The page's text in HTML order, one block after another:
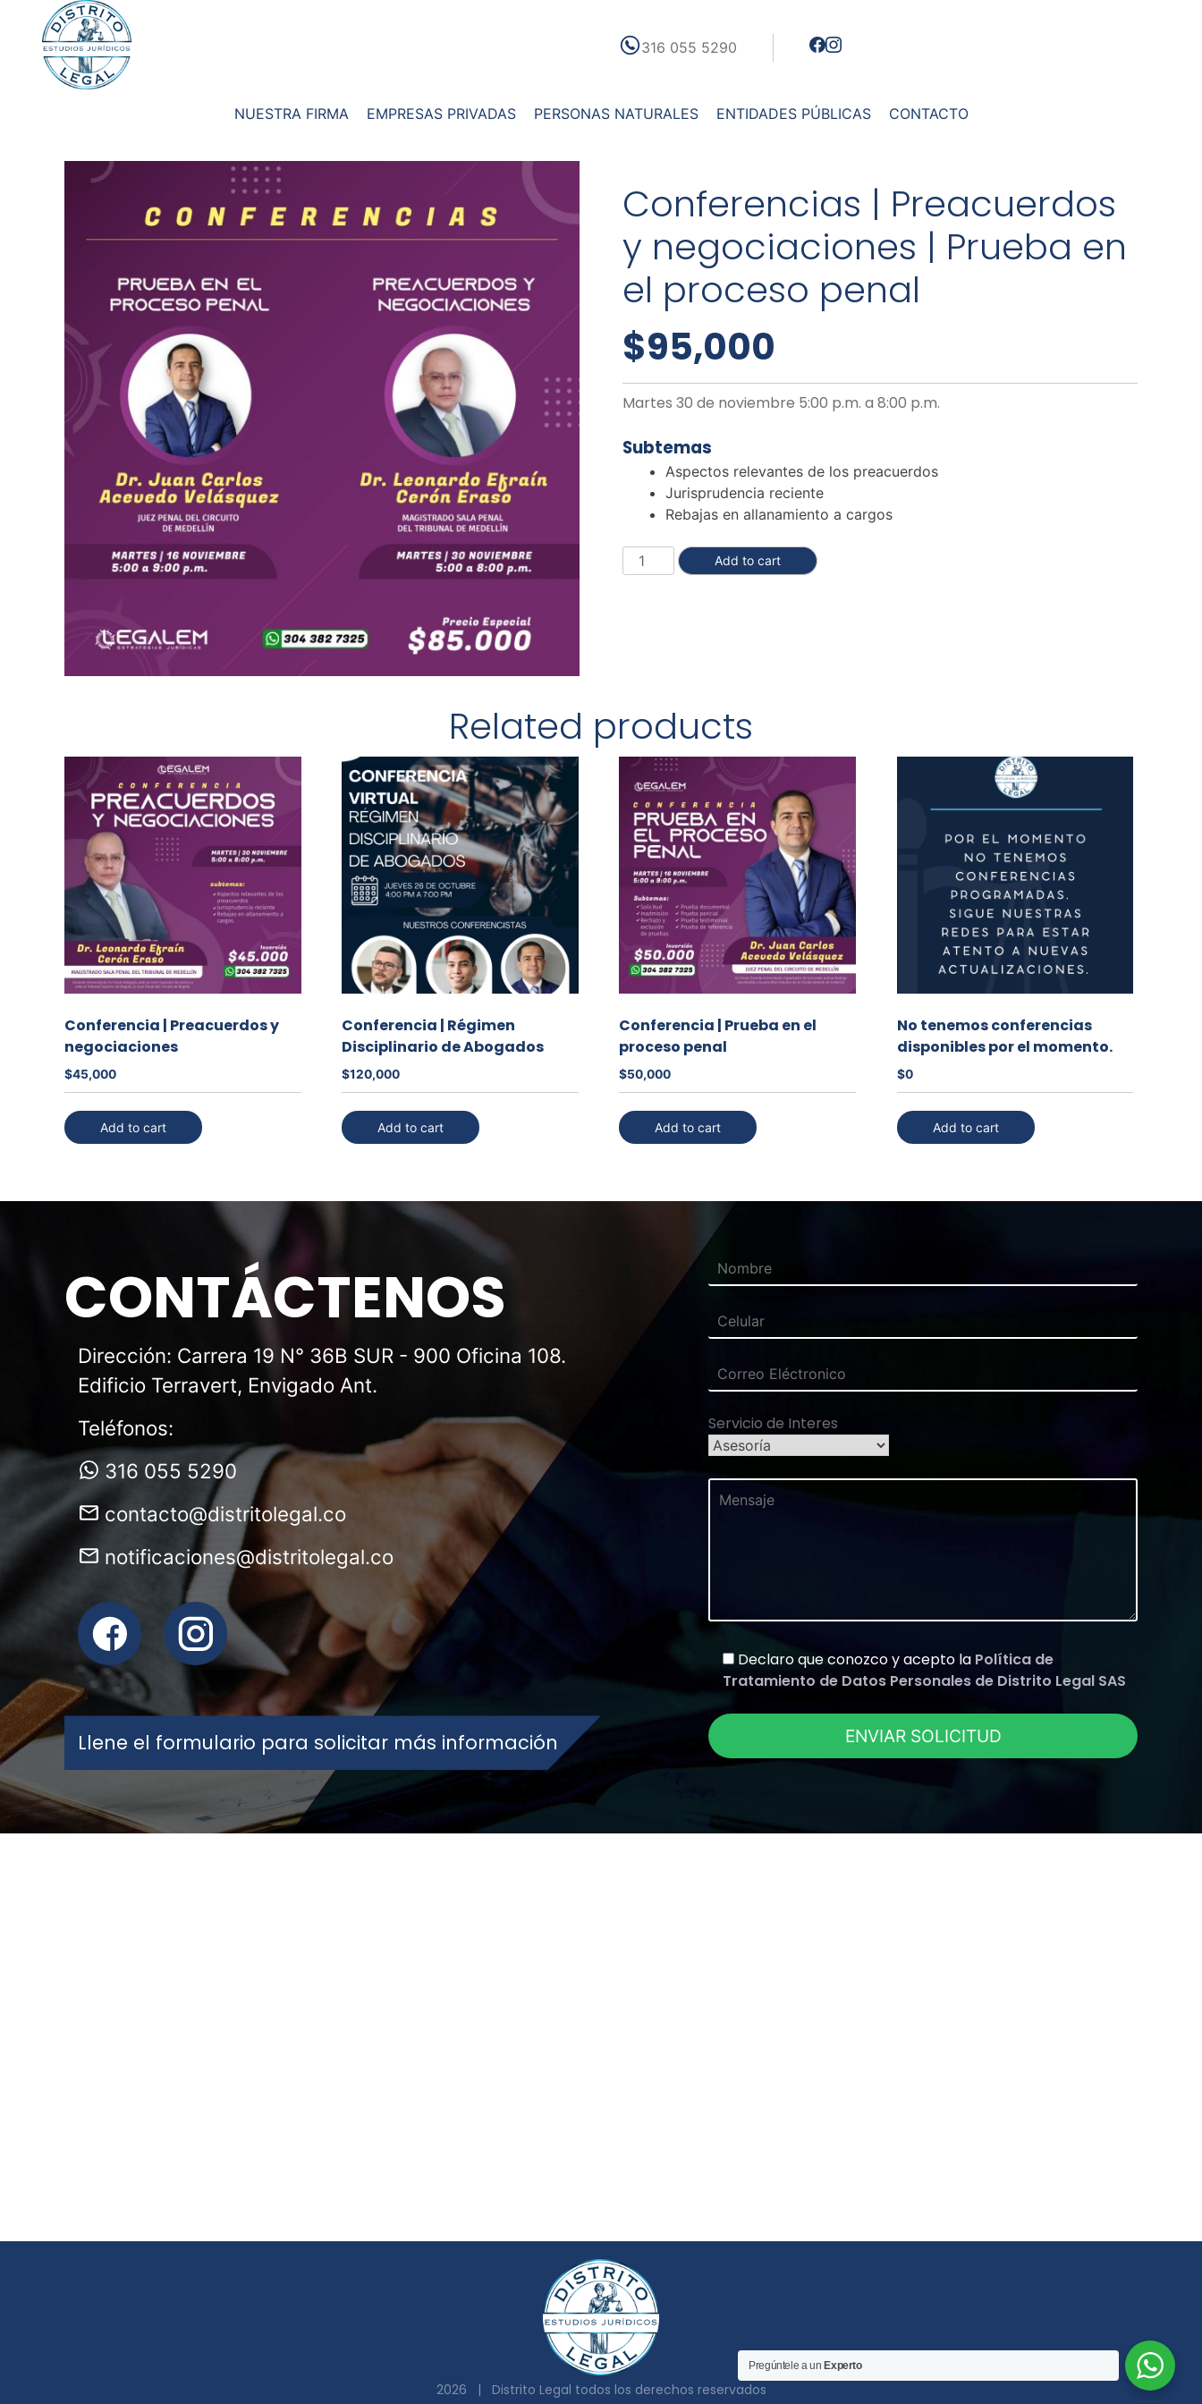
316 055 5290
NUESTRA FIRMA EMPRESAS PRIVADAS PERSONAS NATURALES ENTIDADES PÚBLICAS CONTACTO
Conferencias | Preacuerdos
y negociaciones | Prueba en
el proceso penal
$95,000
Martes 30 de noviembre 5:00 p.m. a 8:00 p.m.
Subtemas
Aspectos relevantes de los preacuerdos
Jurisprudencia reciente
Rebajas en allanamiento a cargos
Add to cart
Related products
Conferencia | Preacuerdos y
negociaciones
$45,000
Add to cart
Conferencia | Régimen
Disciplinario de Abogados
$120,000
Add to cart
Conferencia | Prueba en el
proceso penal
$50,000
Add to cart
No tenemos conferencias
disponibles por el momento.
$0
Add to cart
CONTÁCTENOS
Dirección: Carrera 19 N° 36B SUR - 900 Oficina 108.
Edificio Terravert, Envigado Ant.
Teléfonos:
316 055 5290
contacto@distritolegal.co
notificaciones@distritolegal.co
Llene el formulario para solicitar más información
Servicio de Interes
Declaro que conozco y acepto la Política de
Tratamiento de Datos Personales de Distrito Legal SAS
2026 | Distrito Legal todos los derechos reservados
Pregúntele a un Experto